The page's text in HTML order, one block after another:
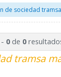
de sociedad
0de 0
tramsa